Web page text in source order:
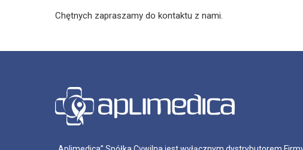
Chętnych zapraszamy do kontaktu z nami.